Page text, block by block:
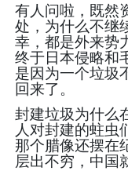
有人问啦，既然
处，为什么不继
幸，都是外来势
终于日本侵略和
是因为一个垃圾
回来了。
封建垃圾为什么
人对封建的蛀虫
那个腊像还摆在
层出不穷，中国